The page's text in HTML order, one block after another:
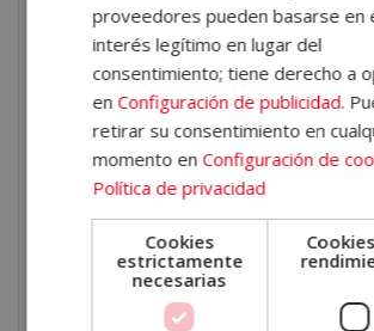
Dirección de proyectos innovadores
digital y data-driven marketing.
Con esta formación tendrás la
convertirte en un profesional de
ámbito de la inteligencia artificial
Notario Europeo, válido a nivel
internacional.
proveedores pueden basarse en
interés legítimo en lugar del
consentimiento; tiene derecho a
enConfiguración de publicidad.
retirar su consentimiento en
momento enConfiguración de
Política de privacidad
Cookies
estrictamente
necesarias